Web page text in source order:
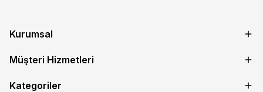
Kurumsal
Müşteri Hizmetleri
Kategoriler